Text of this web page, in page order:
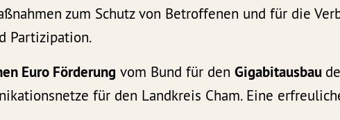
zum Schutz von Betroffenen und für die
Partizipation.
Euro Förderung vom Bund für denGigabitausbau
für den Landkreis Cham. Eine